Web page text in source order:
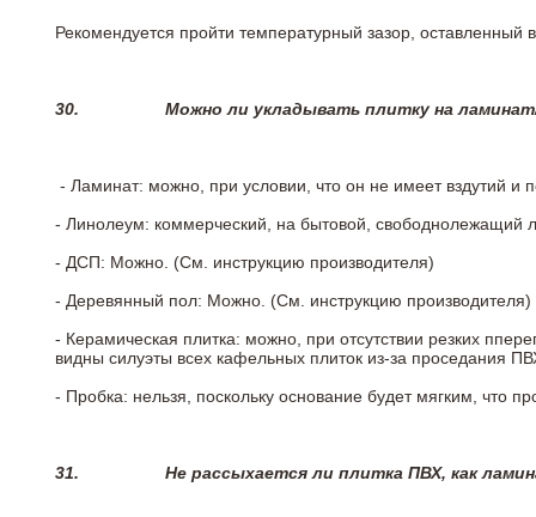
Рекомендуется пройти температурный зазор,
30. Можно ли укладывать плитку на
- Ламинат: можно, при условии, что он не имеет вздутий
- Линолеум: коммерческий, на бытовой, свободнолежащий
- ДСП: Можно. (См. инструкцию производителя)
- Деревянный пол: Можно. (См. инструкцию производителя)
- Керамическая плитка: можно, при отсутствии резких
видны силуэты всех кафельных плиток из-за проседания
- Пробка: нельзя, поскольку основание будет мягким, что
31. Не рассыхается ли плитка ПВХ, как